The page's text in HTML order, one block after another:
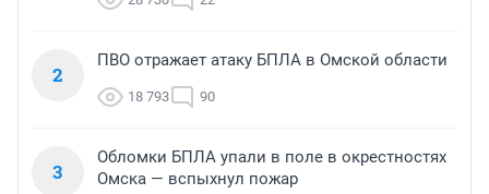
2
ПВО отражает атаку БПЛА в Омской области
18 793 90
3
Обломки БПЛА упали в поле в окрестностях
Омска — вспыхнул пожар